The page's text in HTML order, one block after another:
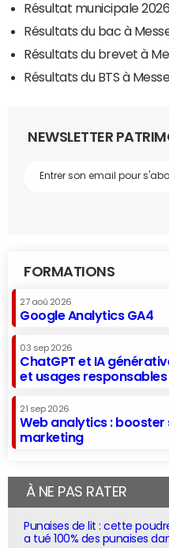
Résultat municipale
Résultats du bac à
Résultats du brevet à
Résultats du BTS à
NEWSLETTER
FORMATIONS
27 aoû 2026
Google Analytics GA4
03 sep 2026
ChatGPT et IA
et usages responsables
21 sep 2026
Web analytics :
marketing
À NE PAS RATER
Punaises de lit : cette
a tué 100% des punaises